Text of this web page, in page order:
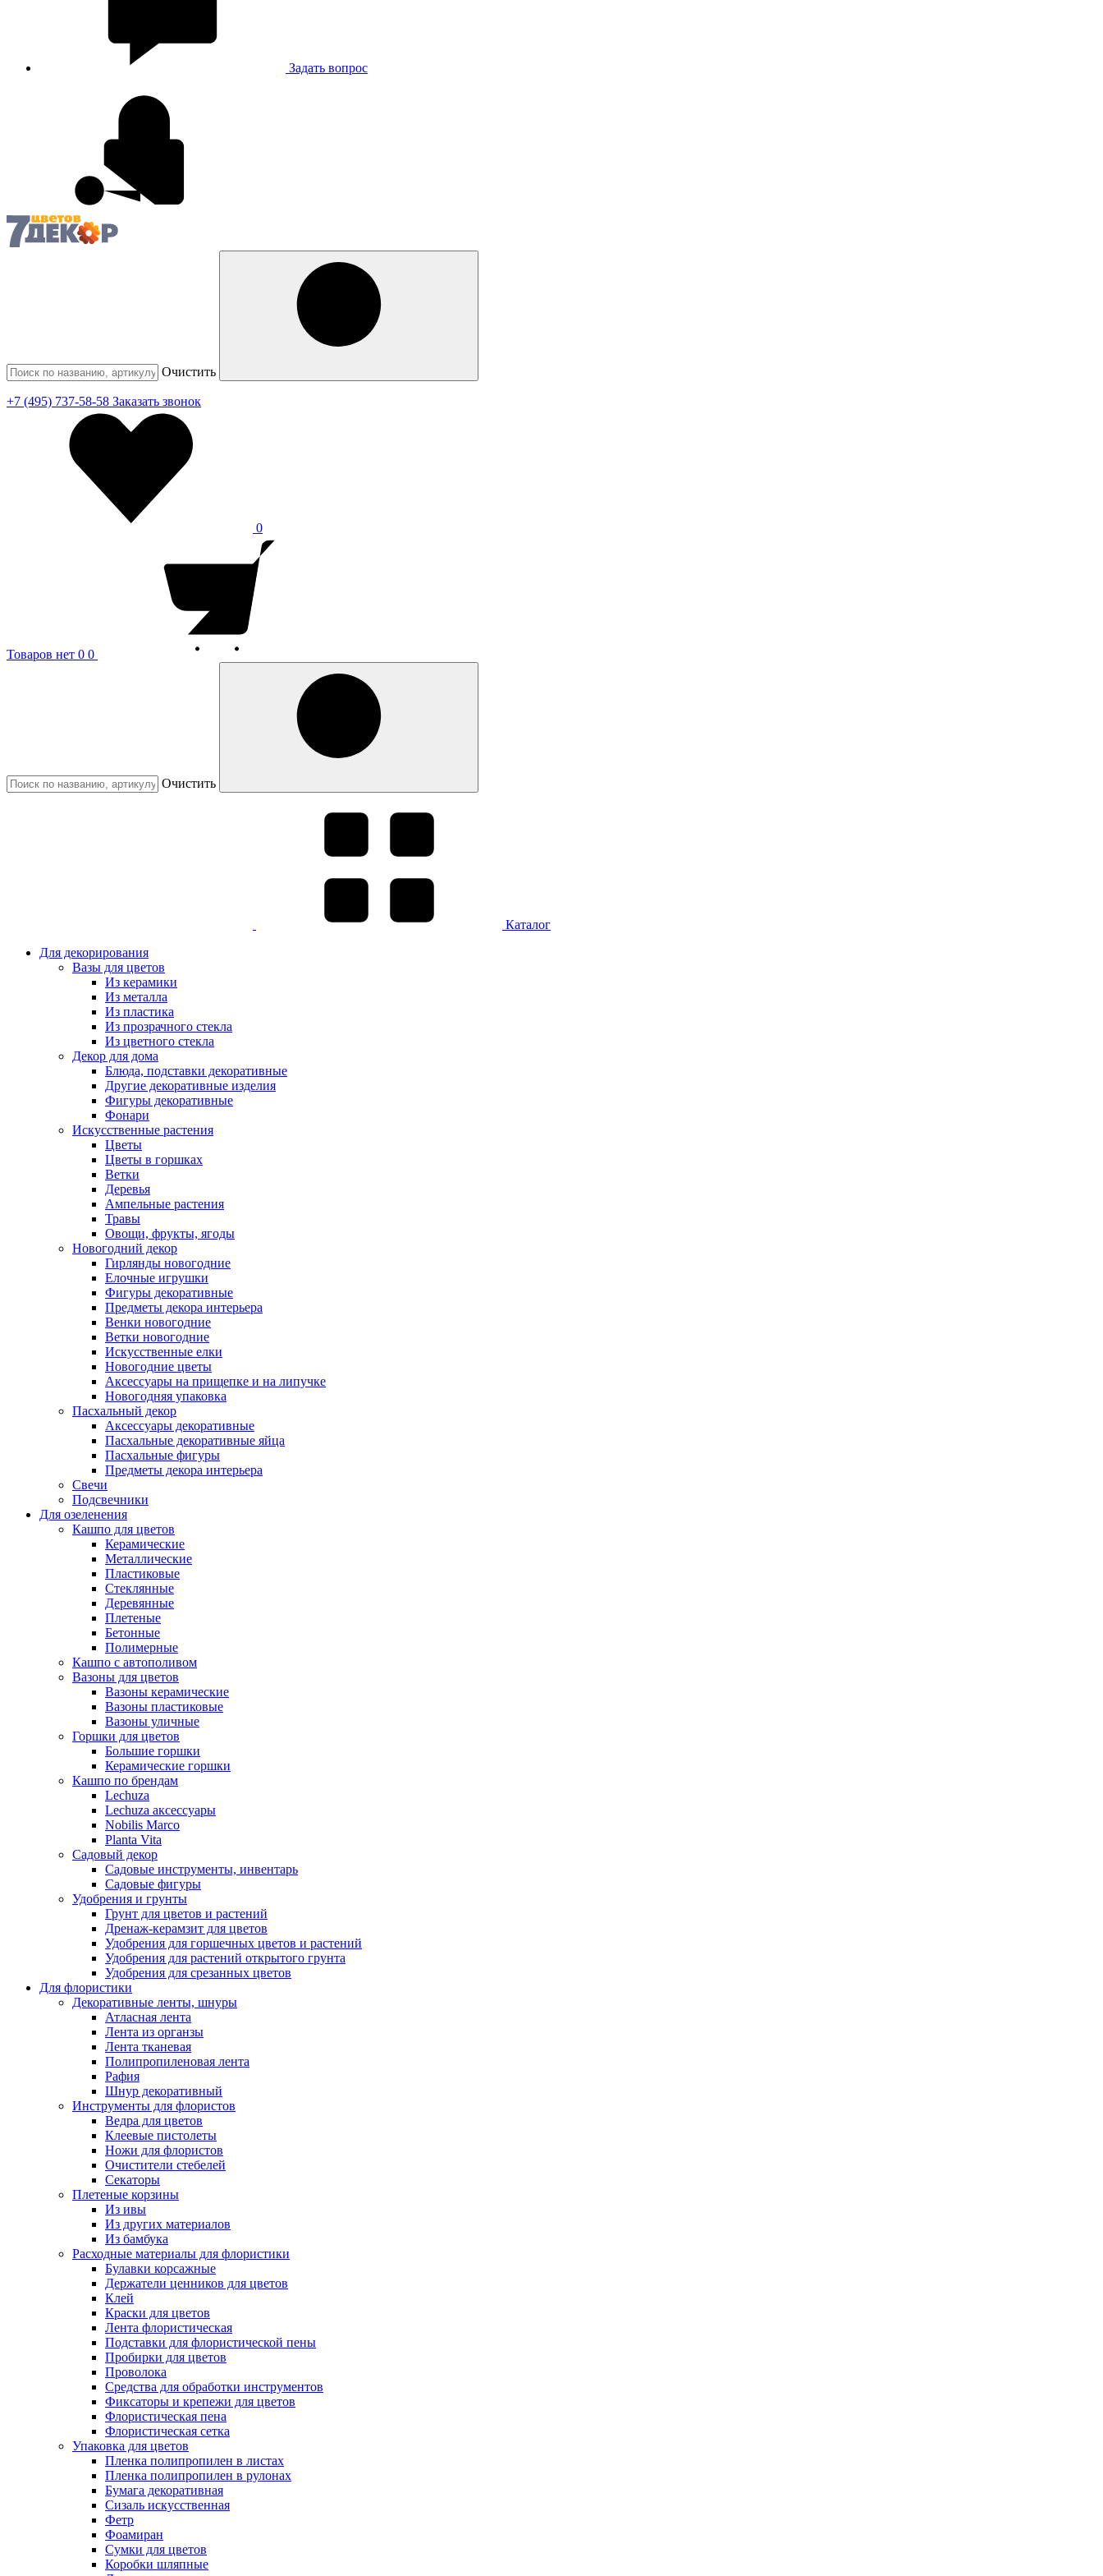
Задать вопрос
Очистить
+7 (495) 737-58-58 Заказать звонок
0
Товаров нет 0 0
Очистить
Каталог
Для декорирования
Вазы для цветов
Из керамики
Из металла
Из пластика
Из прозрачного стекла
Из цветного стекла
Декор для дома
Блюда, подставки декоративные
Другие декоративные изделия
Фигуры декоративные
Фонари
Искусственные растения
Цветы
Цветы в горшках
Ветки
Деревья
Ампельные растения
Травы
Овощи, фрукты, ягоды
Новогодний декор
Гирлянды новогодние
Елочные игрушки
Фигуры декоративные
Предметы декора интерьера
Венки новогодние
Ветки новогодние
Искусственные елки
Новогодние цветы
Аксессуары на прищепке и на липучке
Новогодняя упаковка
Пасхальный декор
Аксессуары декоративные
Пасхальные декоративные яйца
Пасхальные фигуры
Предметы декора интерьера
Свечи
Подсвечники
Для озеленения
Кашпо для цветов
Керамические
Металлические
Пластиковые
Стеклянные
Деревянные
Плетеные
Бетонные
Полимерные
Кашпо с автополивом
Вазоны для цветов
Вазоны керамические
Вазоны пластиковые
Вазоны уличные
Горшки для цветов
Большие горшки
Керамические горшки
Кашпо по брендам
Lechuza
Lechuza аксессуары
Nobilis Marco
Planta Vita
Садовый декор
Садовые инструменты, инвентарь
Садовые фигуры
Удобрения и грунты
Грунт для цветов и растений
Дренаж-керамзит для цветов
Удобрения для горшечных цветов и растений
Удобрения для растений открытого грунта
Удобрения для срезанных цветов
Для флористики
Декоративные ленты, шнуры
Атласная лента
Лента из органзы
Лента тканевая
Полипропиленовая лента
Рафия
Шнур декоративный
Инструменты для флористов
Ведра для цветов
Клеевые пистолеты
Ножи для флористов
Очистители стебелей
Секаторы
Плетеные корзины
Из ивы
Из других материалов
Из бамбука
Расходные материалы для флористики
Булавки корсажные
Держатели ценников для цветов
Клей
Краски для цветов
Лента флористическая
Подставки для флористической пены
Пробирки для цветов
Проволока
Средства для обработки инструментов
Фиксаторы и крепежи для цветов
Флористическая пена
Флористическая сетка
Упаковка для цветов
Пленка полипропилен в листах
Пленка полипропилен в рулонах
Бумага декоративная
Сизаль искусственная
Фетр
Фоамиран
Сумки для цветов
Коробки шляпные